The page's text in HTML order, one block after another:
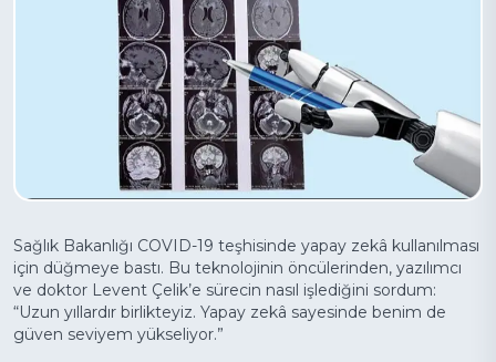
KURUMSAL TETKİKLERİMİZ MEDİKAL KADRO
ANLAŞMALI
İLETİŞİM
Sağlık Bakanlığı COVID-19 teşhisinde yapay zekâ kullanılması
için düğmeye bastı. Bu teknolojinin öncülerinden, yazılımcı
ve doktor Levent Çelik’e sürecin nasıl işlediğini sordum:
“Uzun yıllardır birlikteyiz. Yapay zekâ sayesinde benim de
güven seviyem yükseliyor.”